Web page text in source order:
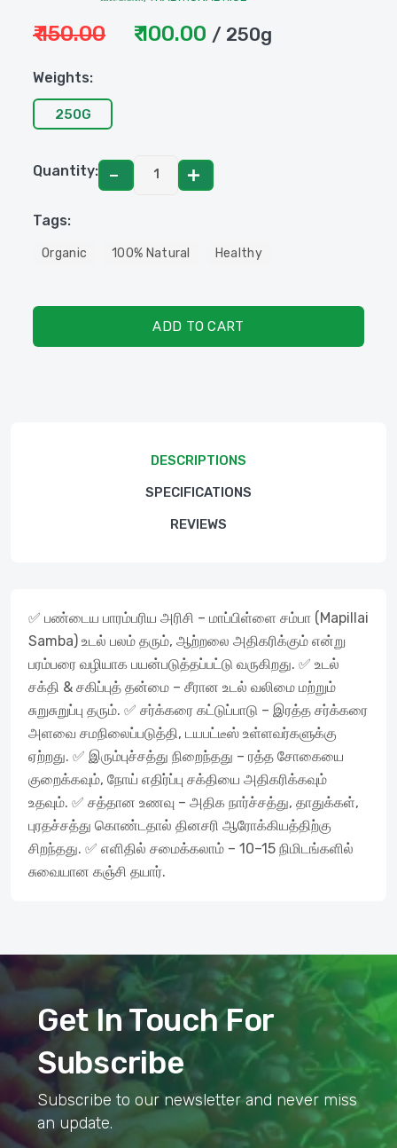
₹ 150.00 ₹ 100.00 / 250g
Weights:
250G
Quantity:
Tags:
Organic 100% Natural Healthy
ADD TO CART
DESCRIPTIONS
SPECIFICATIONS
REVIEWS
✅ பண்டைய பாரம்பரிய அரிசி – மாப்பிள்ளை சம்பா (Mapillai
Samba) உடல் பலம் தரும், ஆற்றலை அதிகரிக்கும் என்று
பரம்பரை வழியாக பயன்படுத்தப்பட்டு வருகிறது. ✅ உடல்
சக்தி & சகிப்புத் தன்மை – சீரான உடல் வலிமை மற்றும்
சுறுசுறுப்பு தரும். ✅ சர்க்கரை கட்டுப்பாடு – இரத்த சர்க்கரை
அளவை சமநிலைப்படுத்தி, டயபட்டீஸ் உள்ளவர்களுக்கு
ஏற்றது. ✅ இரும்புச்சத்து நிறைந்தது – ரத்த சோகையை
குறைக்கவும், நோய் எதிர்ப்பு சக்தியை அதிகரிக்கவும்
உதவும். ✅ சத்தான உணவு – அதிக நார்ச்சத்து, தாதுக்கள்,
புரதச்சத்து கொண்டதால் தினசரி ஆரோக்கியத்திற்கு
சிறந்தது. ✅ எளிதில் சமைக்கலாம் – 10–15 நிமிடங்களில்
சுவையான கஞ்சி தயார்.
Get In Touch For
Subscribe
Subscribe to our newsletter and never miss
an update.